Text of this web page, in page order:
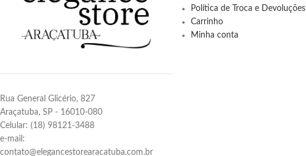
Rua General Glicério, 827
Araçatuba, SP - 16010-080
Celular: (18) 98121-3488
e-mail:
contato@elegancestorearacatuba.com.br
Política de Troca e Devoluções
Carrinho
Minha conta